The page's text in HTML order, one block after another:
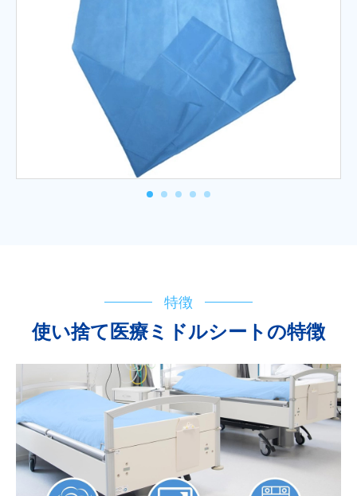
特徴
使い捨て医療ミドルシートの特徴